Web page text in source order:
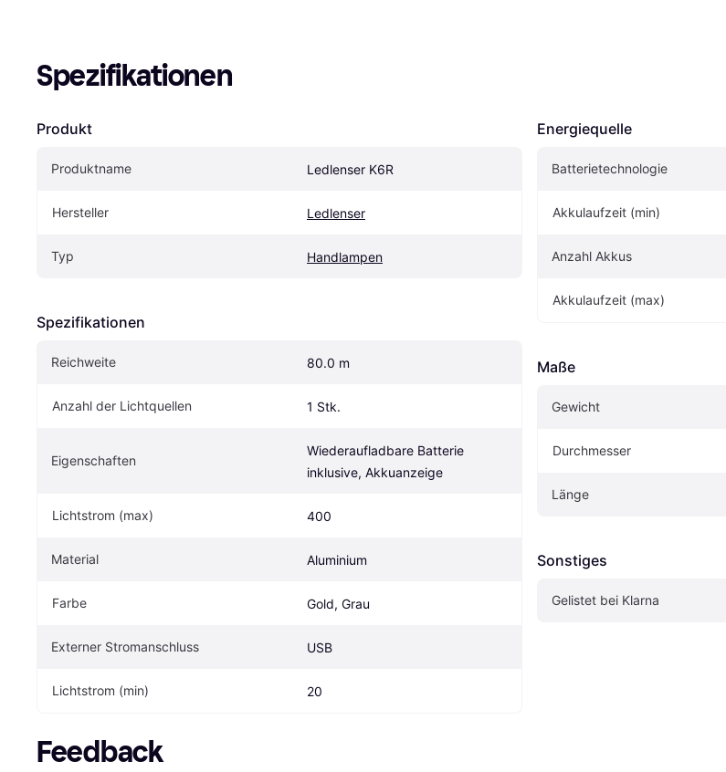
Spezifikationen
Produkt
Produktname Ledlenser K6R
Hersteller Ledlenser
Typ Handlampen
Spezifikationen
Reichweite 80.0 m
Anzahl der Lichtquellen 1 Stk.
Eigenschaften
Wiederaufladbare Batterie
inklusive, Akkuanzeige
Lichtstrom (max) 400
Material Aluminium
Farbe Gold, Grau
Externer Stromanschluss USB
Lichtstrom (min) 20
Energiequelle
Batterietechnologie
Akkulaufzeit (min)
Anzahl Akkus
Akkulaufzeit (max)
Maße
Gewicht
Durchmesser
Länge
Sonstiges
Gelistet bei Klarna
Feedback